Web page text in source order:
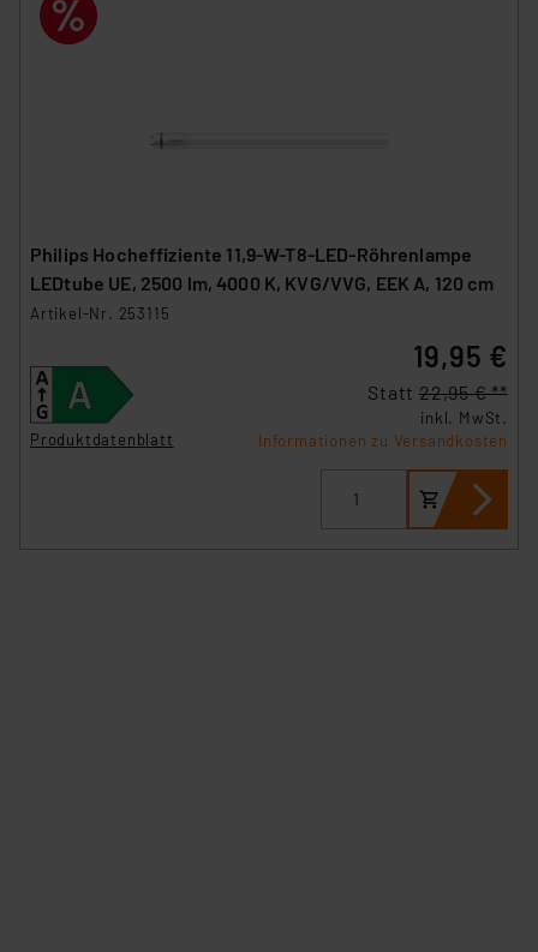
Philips Hocheffiziente 11,9-W-T8-LED-Röhrenlampe
LEDtube UE, 2500 lm, 4000 K, KVG/VVG, EEK A, 120 cm
Artikel-Nr. 253115
Produktdatenblatt
19,95 €
Statt 22,95 € **
inkl. MwSt.
Informationen zu Versandkosten